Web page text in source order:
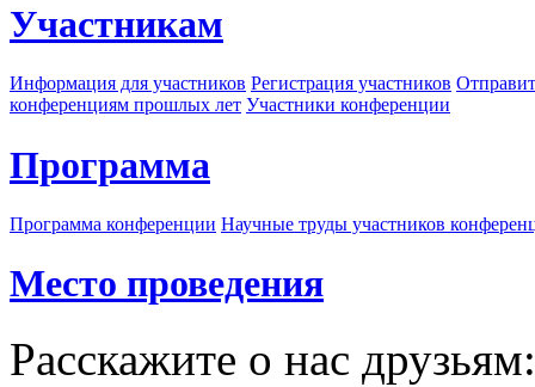
Участникам
Информация для участников Регистрация участников
конференциям прошлых лет Участники конференции
Программа
Программа конференции Научные труды участников
Место проведения
Расскажите о нас друзьям: